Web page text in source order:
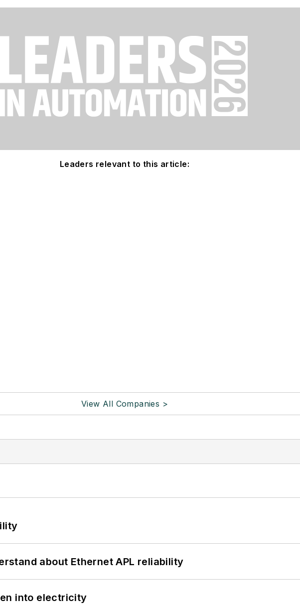
Leaders relevant to this article:
View All Companies >
about Ethernet APL reliability
into electricity